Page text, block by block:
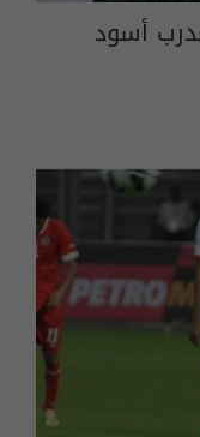
أسود